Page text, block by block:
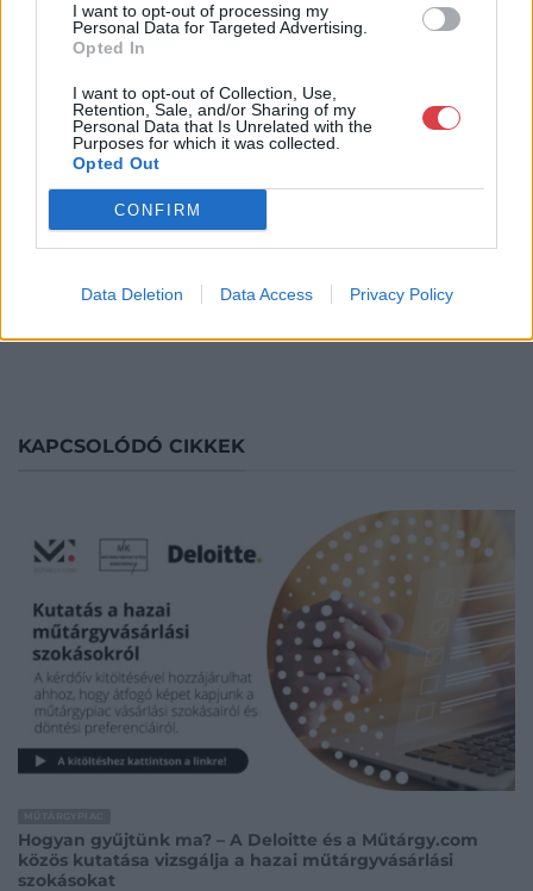
I want to opt-out of processing my
Personal Data for Targeted Advertising.
Opted In
I want to opt-out of Collection, Use,
Retention, Sale, and/or Sharing of my
Personal Data that Is Unrelated with the
Purposes for which it was collected.
Opted Out
CONFIRM
Data Deletion Data Access Privacy Policy
családja most 7,7 millió fontért (9,8 millió dollárért)
adta el a Sotheby’s árverésén.
Forrás: Artnet
Címlapkép neve:Helena Newman, a Sotheby's
árverésén egy 1944-es Françoise Gilot festményt
KAPCSOLÓDÓ CIKKEK
Hogyan gyűjtünk ma? – A Deloitte és a Műtárgy.com
közös kutatása vizsgálja a hazai műtárgyvásárlási
szokásokat